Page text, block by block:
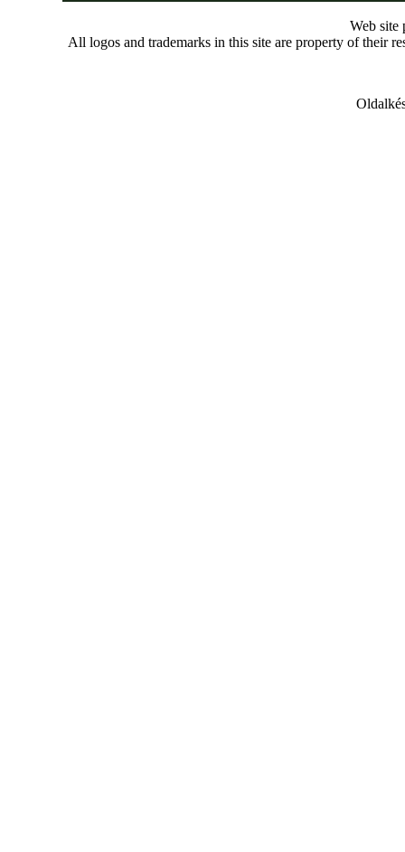
Web site
All logos and trademarks in this site are property of their